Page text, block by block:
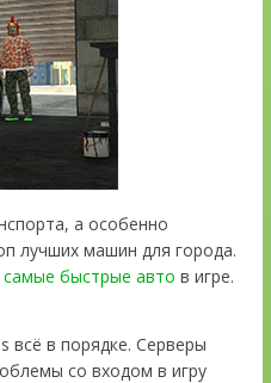
а особенно
лучших машин для города.
самые быстрые авто в игре.
всё в порядке. Серверы
со входом в игру